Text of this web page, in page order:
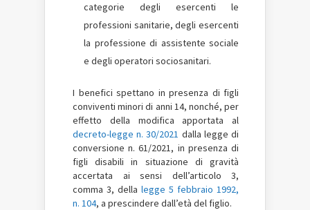
categorie degli esercenti le
professioni sanitarie, degli esercenti
la professione di assistente sociale
e degli operatori sociosanitari.
I benefici spettano in presenza di figli
conviventi minori di anni 14, nonché, per
effetto della modifica apportata al
decreto-legge n. 30/2021 dalla legge di
conversione n. 61/2021, in presenza di
figli disabili in situazione di gravità
accertata ai sensi dell’articolo 3,
comma 3, della legge 5 febbraio 1992,
n. 104, a prescindere dall’età del figlio.